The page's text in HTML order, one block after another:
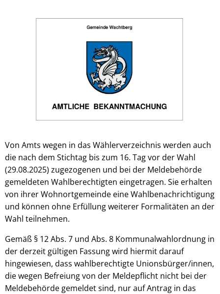
Von Amts wegen in das Wählerverzeichnis werden auch
die nach dem Stichtag bis zum 16. Tag vor der Wahl
(29.08.2025) zugezogenen und bei der Meldebehörde
gemeldeten Wahlberechtigten eingetragen. Sie erhalten
von ihrer Wohnortgemeinde eine Wahlbenachrichtigung
und können ohne Erfüllung weiterer Formalitäten an der
Wahl teilnehmen.
Gemäß § 12 Abs. 7 und Abs. 8 Kommunalwahlordnung in
der derzeit gültigen Fassung wird hiermit darauf
hingewiesen, dass wahlberechtigte Unionsbürger/innen,
die wegen Befreiung von der Meldepflicht nicht bei der
Meldebehörde gemeldet sind, nur auf Antrag in das